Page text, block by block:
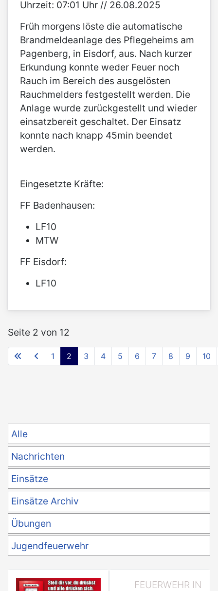
Uhrzeit: 07:01 Uhr // 26.08.2025
Früh morgens löste die automatische
Brandmeldeanlage des Pflegeheims am
Pagenberg, in Eisdorf, aus. Nach kurzer
Erkundung konnte weder Feuer noch
Rauch im Bereich des ausgelösten
Rauchmelders festgestellt werden. Die
Anlage wurde zurückgestellt und wieder
einsatzbereit geschaltet. Der Einsatz
konnte nach knapp 45min beendet
werden.
Eingesetzte Kräfte:
FF Badenhausen:
LF10
MTW
FF Eisdorf:
LF10
Seite 2 von 12
1 2 3 4 5 6 7 8 9 10
Alle
Nachrichten
Einsätze
Einsätze Archiv
Übungen
Jugendfeuerwehr
FEUERWEHR IN